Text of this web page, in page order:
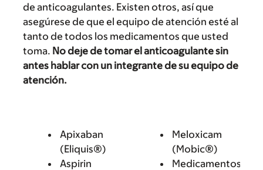
de anticoagulantes. Existen otros, así que
asegúrese de que el equipo de atención esté al
tanto de todos los medicamentos que usted
toma. No deje de tomar el anticoagulante sin
antes hablar con un integrante de su equipo de
atención.
Apixaban
(Eliquis®)
Aspirin
Meloxicam
(Mobic®)
Medicamentos